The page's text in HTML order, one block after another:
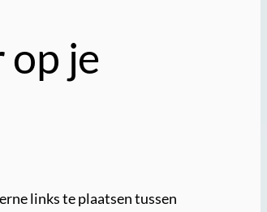
je
links te plaatsen tussen